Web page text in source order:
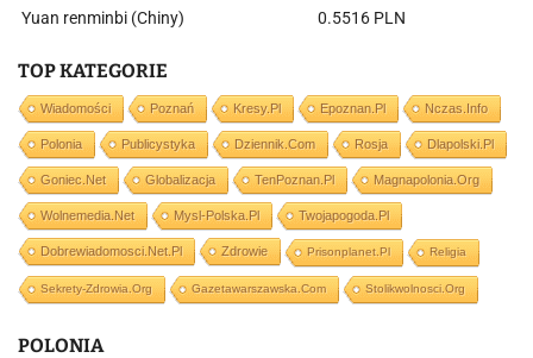
Yuan renminbi (Chiny)
0.5516 PLN
TOP KATEGORIE
Wiadomości Poznań Kresy.pl Epoznan.pl Nczas.info
Polonia Publicystyka Dziennik.com Rosja Dlapolski.pl
Goniec.net Globalizacja TenPoznan.pl Magnapolonia.org
Wolnemedia.net Mysl-Polska.pl Twojapogoda.pl
Dobrewiadomosci.net.pl Zdrowie Prisonplanet.pl Religia
Sekrety-Zdrowia.org Gazetawarszawska.com Stolikwolnosci.org
POLONIA